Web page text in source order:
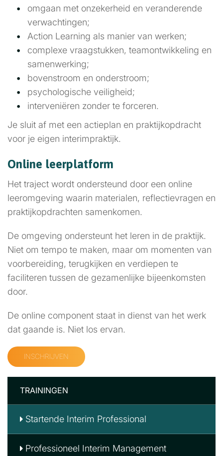
omgaan met onzekerheid en veranderende
verwachtingen;
Action Learning als manier van werken;
complexe vraagstukken, teamontwikkeling en
samenwerking;
bovenstroom en onderstroom;
psychologische veiligheid;
interveniëren zonder te forceren.
Je sluit af met een actieplan en praktijkopdracht
voor je eigen interimpraktijk.
Online leerplatform
Het traject wordt ondersteund door een online
leeromgeving waarin materialen, reflectievragen en
praktijkopdrachten samenkomen.
De omgeving ondersteunt het leren in de praktijk.
Niet om tempo te maken, maar om momenten van
voorbereiding, terugkijken en verdiepen te
faciliteren tussen de gezamenlijke bijeenkomsten
door.
De online component staat in dienst van het werk
dat gaande is. Niet los ervan.
INSCHRIJVEN
TRAININGEN
Startende Interim Professional
Professioneel Interim Management